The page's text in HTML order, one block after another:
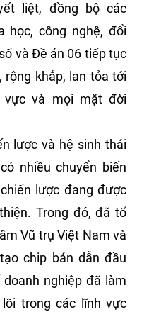
liệt, đồng bộ các
học, công nghệ, đổi
và Đề án 06 tiếp tục
khắp, lan tỏa tới
vực và mọi mặt đời
lược và hệ sinh thái
nhiều chuyển biến
lược đang được
Trong đó, đã tổ
Vũ trụ Việt Nam và
chip bán dẫn đầu
nghiệp đã làm
trong các lĩnh vực